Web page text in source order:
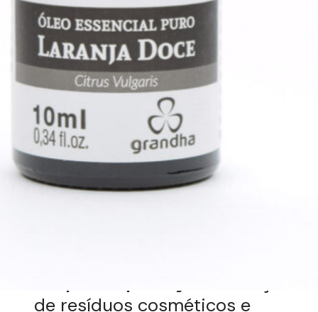
Limpar sem Agredir:
com precisão os resíduos de
poluição e cosméticos pesados
sem desestruturar a barreira de
proteção natural do couro
cabeludo.
Reequilibrar da microbiota:
Higienização preparatória em
de resíduos cosméticos e